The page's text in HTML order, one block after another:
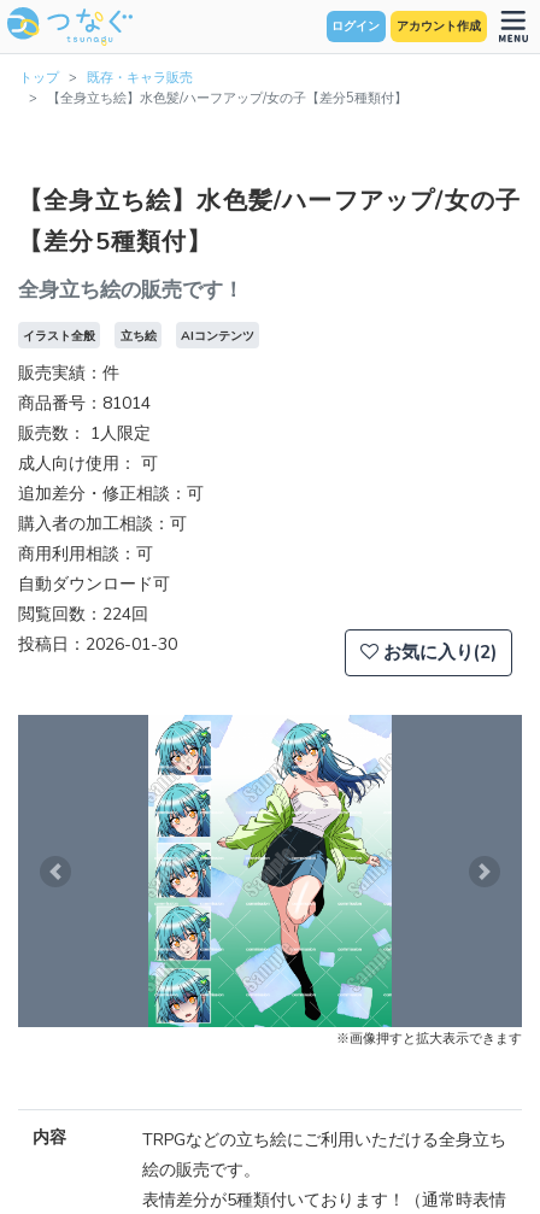
ログイン アカウント作成
トップ
既存・キャラ販売
【全身立ち絵】水色髪/ハーフアップ/女の子【差分5種類付】
【全身立ち絵】水色髪/ハーフアップ/女の子
【差分5種類付】
全身立ち絵の販売です！
イラスト全般 立ち絵 AIコンテンツ
販売実績：件
商品番号：81014
販売数： 1人限定
成人向け使用： 可
追加差分・修正相談：可
購入者の加工相談：可
商用利用相談：可
自動ダウンロード可
閲覧回数：224回
投稿日：2026-01-30
お気に入り(2)
Previous Next
※画像押すと拡大表示できます
内容
TRPGなどの立ち絵にご利用いただける全身立ち
絵の販売です。
表情差分が5種類付いております！（通常時表情